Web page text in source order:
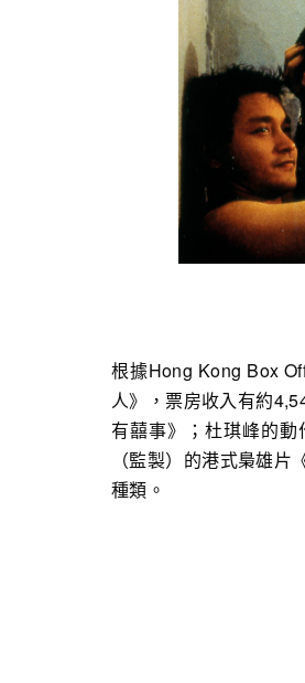
根據Hong Kong Box
人》，票房收入有約
有囍事》；杜琪峰的
（監製）的港式梟雄
種類。